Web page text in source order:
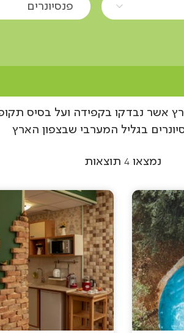
פנסיונרים
אשר נבדקו בקפידה ועל בסיס
בגליל המערבי שבצפון הארץ
נמצאו 4 תוצאות